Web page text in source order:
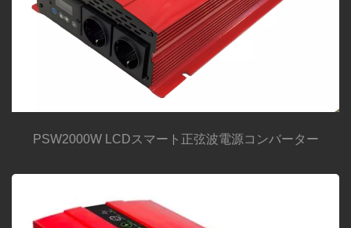
PSW2000W LCDスマート正弦波電源コンバーター